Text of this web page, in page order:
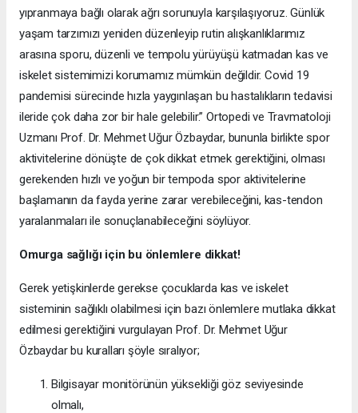
yıpranmaya bağlı olarak ağrı sorunuyla karşılaşıyoruz. Günlük
yaşam tarzımızı yeniden düzenleyip rutin alışkanlıklarımız
arasına sporu, düzenli ve tempolu yürüyüşü katmadan kas ve
iskelet sistemimizi korumamız mümkün değildir. Covid 19
pandemisi sürecinde hızla yaygınlaşan bu hastalıkların tedavisi
ileride çok daha zor bir hale gelebilir.” Ortopedi ve Travmatoloji
Uzmanı Prof. Dr. Mehmet Uğur Özbaydar, bununla birlikte spor
aktivitelerine dönüşte de çok dikkat etmek gerektiğini, olması
gerekenden hızlı ve yoğun bir tempoda spor aktivitelerine
başlamanın da fayda yerine zarar verebileceğini, kas-tendon
yaralanmaları ile sonuçlanabileceğini söylüyor.
Omurga sağlığı için bu önlemlere dikkat!
Gerek yetişkinlerde gerekse çocuklarda kas ve iskelet
sisteminin sağlıklı olabilmesi için bazı önlemlere mutlaka dikkat
edilmesi gerektiğini vurgulayan Prof. Dr. Mehmet Uğur
Özbaydar bu kuralları şöyle sıralıyor;
Bilgisayar monitörünün yüksekliği göz seviyesinde
olmalı,